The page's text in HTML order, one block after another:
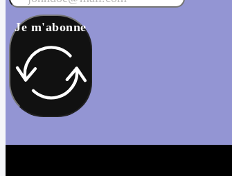
Je m'abonne